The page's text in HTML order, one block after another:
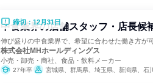
締切：12月31日
中食業界の店舗スタッフ・店長候
伸び盛りの中食業界で、希望に合わせた働き方が
株式会社MHホールディングス
小売・卸売・商社、食品・飲料メーカー
27年卒 宮城県、群馬県、埼玉県、新潟県、石川県、福井県、岐阜県、静岡県、愛知県、大阪府、兵庫県、広島県、山口県、愛媛県、高知